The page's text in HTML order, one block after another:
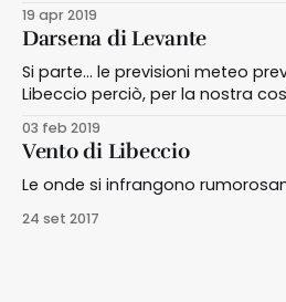
19 apr 2019
Darsena di Levante
Si parte... le previsioni meteo prevedono vento di
Libeccio perciò, per la nostra
come il fragore della onde che
diga. L’aria è satura di salmastro, si sente forte l’odore,
e
03 feb 2019
Vento di Libeccio
Le onde si infrangono
24 set 2017